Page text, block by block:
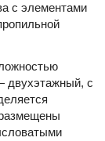
с элементами
двухэтажный, с